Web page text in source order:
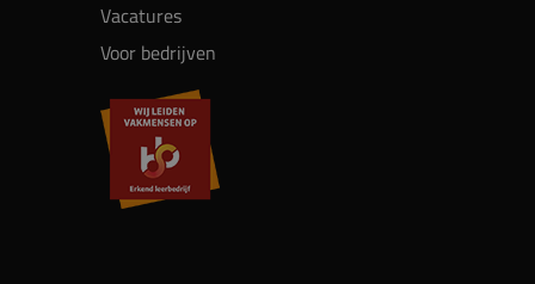
Vacatures
Voor bedrijven